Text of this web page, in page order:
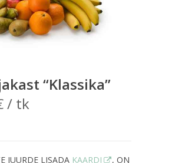
“Klassika”
/ tk
JUURDE LISADA KAARDI
, ON